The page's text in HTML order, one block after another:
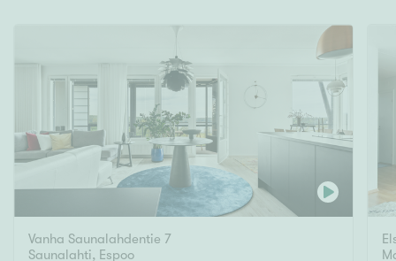
Vanha Saunalahdentie 7
Saunalahti, Espoo